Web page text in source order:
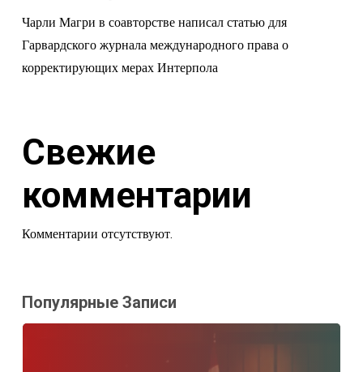
Чарли Магри в соавторстве написал статью для
Гарвардского журнала международного права о
корректирующих мерах Интерпола
Свежие
комментарии
Комментарии отсутствуют.
Популярные Записи